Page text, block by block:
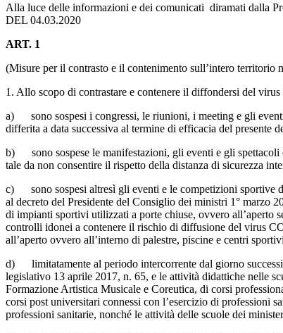
Alla luce delle informazioni e dei comunicati diramati dalla
DEL 04.03.2020
ART. 1
(Misure per il contrasto e il contenimento sull’intero
1. Allo scopo di contrastare e contenere il diffondersi del
a) sono sospesi i congressi, le riunioni, i meeting e gli
differita a data successiva al termine di efficacia del presente
b) sono sospese le manifestazioni, gli eventi e gli spettacoli
tale da non consentire il rispetto della distanza di sicurezza
c) sono sospesi altresì gli eventi e le competizioni sportive
al decreto del Presidente del Consiglio dei ministri 1° marzo
di impianti sportivi utilizzati a porte chiuse, ovvero all’aperto
controlli idonei a contenere il rischio di diffusione del virus
all’aperto ovvero all’interno di palestre, piscine e centri
d) limitatamente al periodo intercorrente dal giorno
legislativo 13 aprile 2017, n. 65, e le attività didattiche nelle
Formazione Artistica Musicale e Coreutica, di corsi
corsi post universitari connessi con l’esercizio di professioni
professioni sanitarie, nonché le attività delle scuole dei